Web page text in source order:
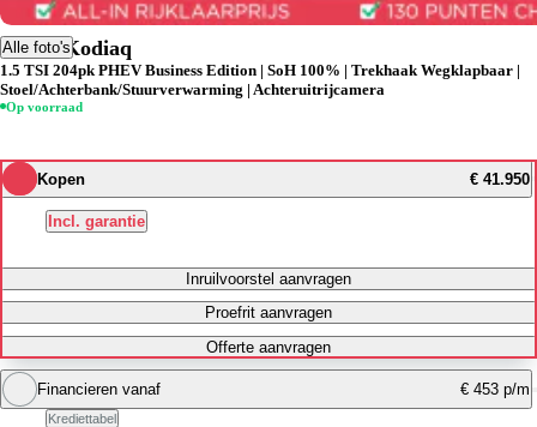
Alle foto's
Skoda Kodiaq
1.5 TSI 204pk PHEV Business Edition | SoH 100% | Trekhaak Wegklapbaar |
Stoel/Achterbank/Stuurverwarming | Achteruitrijcamera
Op voorraad
Kopen € 41.950
Incl. garantie
Inruilvoorstel aanvragen
Proefrit aanvragen
Offerte aanvragen
Financieren vanaf € 453 p/m
Krediettabel